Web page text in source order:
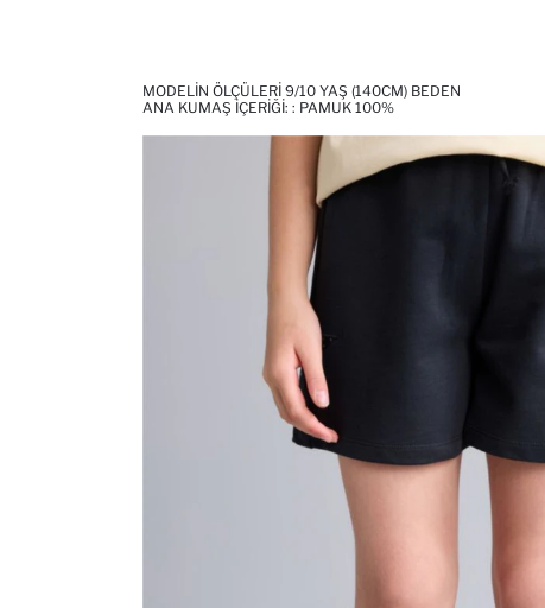
MODELIN ÖLÇÜLERI 9/10 YAŞ (140CM) BEDEN
ANA KUMAŞ İÇERIĞI: : PAMUK 100%